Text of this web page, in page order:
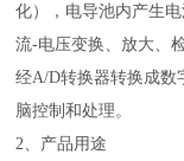
化），电导池内产生
流-电压变换、放大、
经A/D转换器转换成数
脑控制和处理。
2、产品用途